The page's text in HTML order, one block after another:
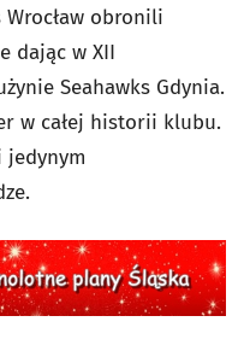
obronili
dając w XII
Seahawks Gdynia.
w całej historii klubu.
jedynym